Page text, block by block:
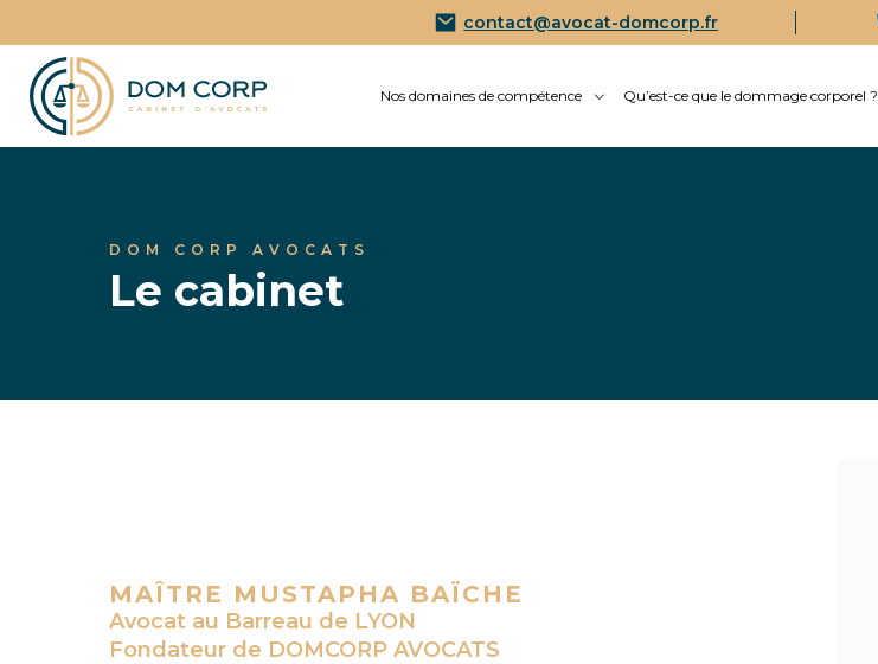
contact@avocat-domcorp.fr
Nos domaines de compétence Qu’est-ce que le dommage corporel ?
DOM CORP AVOCATS
Le cabinet
MAÎTRE MUSTAPHA BAÏCHE
Avocat au Barreau de LYON
Fondateur de DOMCORP AVOCATS